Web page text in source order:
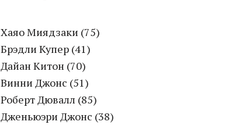
Хаяо Миядзаки (75)
Брэдли Купер (41)
Дайан Китон (70)
Винни Джонс (51)
Роберт Дювалл (85)
Дженьюэри Джонс (38)